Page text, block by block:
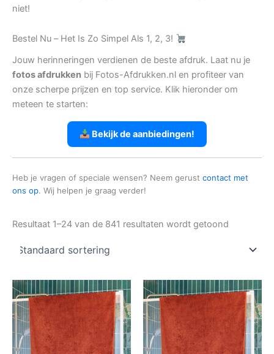
niet!
Bestel Nu – Het Is Zo Simpel Als 1, 2, 3!
Jouw herinneringen verdienen de beste afdruk. Laat nu je
fotos afdrukken bij Fotos-Afdrukken.nl en profiteer van
onze scherpe prijzen en top service. Klik hieronder om
meteen te starten:
Bekijk de aanbiedingen!
Heb je vragen of speciale wensen? Neem gerust contact met
ons op. Wij helpen je graag verder!
Resultaat 1–24 van de 841 resultaten wordt getoond